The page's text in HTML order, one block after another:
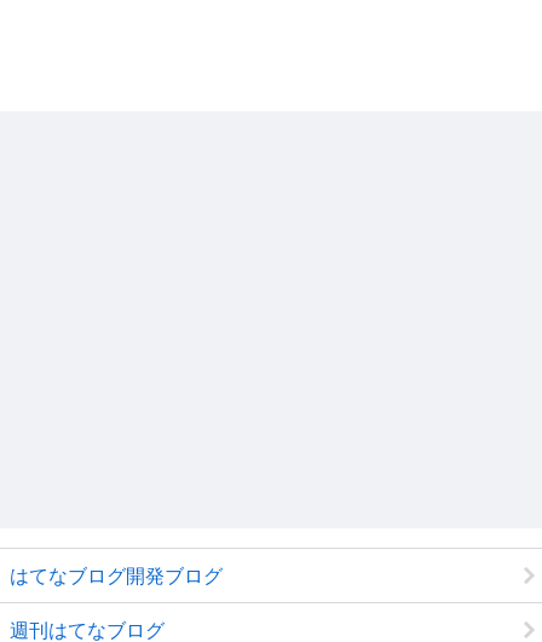
はてなブログ開発ブログ
週刊はてなブログ